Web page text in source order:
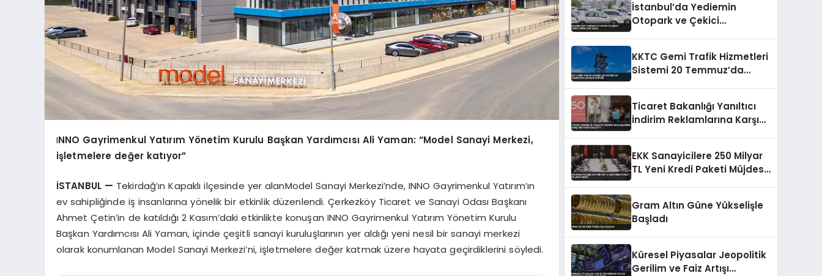
INNO Gayrimenkul Yatırım Yönetim Kurulu Başkan Yardımcısı Ali Yaman: “Model Sanayi Merkezi,
işletmelere değer katıyor”
İSTANBUL — Tekirdağ’ın Kapaklı ilçesinde yer alanModel Sanayi Merkezi’nde, INNO Gayrimenkul Yatırım’ın
ev sahipliğinde iş insanlarına yönelik bir etkinlik düzenlendi. Çerkezköy Ticaret ve Sanayi Odası Başkanı
Ahmet Çetin’in de katıldığı 2 Kasım’daki etkinlikte konuşan INNO Gayrimenkul Yatırım Yönetim Kurulu
Başkan Yardımcısı Ali Yaman, içinde çeşitli sanayi kuruluşlarının yer aldığı yeni nesil bir sanayi merkezi
olarak konumlanan Model Sanayi Merkezi’ni, işletmelere değer katmak üzere hayata geçirdiklerini söyledi.
İstanbul’da Yediemin
Otopark ve Çekici
KKTC Gemi Trafik Hizmetleri
Sistemi 20 Temmuz’da
Ticaret Bakanlığı Yanıltıcı
İndirim Reklamlarına Karşı
EKK Sanayicilere 250 Milyar
TL Yeni Kredi Paketi Müjdesi
Gram Altın Güne Yükselişle
Başladı
Küresel Piyasalar Jeopolitik
Gerilim ve Faiz Artışı